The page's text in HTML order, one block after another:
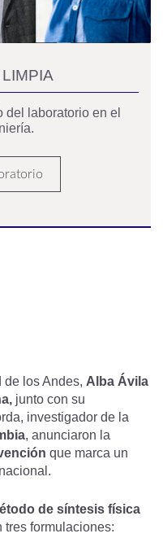
del laboratorio en el
de los Andes, Alba Ávila
junto con su
investigador de la
, anunciaron la
que marca un
de síntesis física
tres formulaciones: